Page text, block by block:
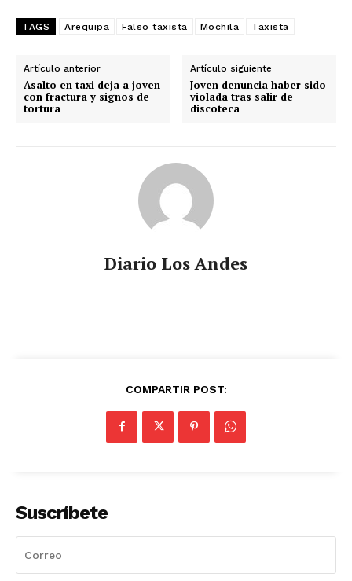
TAGS Arequipa Falso taxista Mochila Taxista
Artículo anterior
Asalto en taxi deja a joven
con fractura y signos de
tortura
Artículo siguiente
Joven denuncia haber sido
violada tras salir de
discoteca
Diario Los Andes
COMPARTIR POST:
Suscríbete